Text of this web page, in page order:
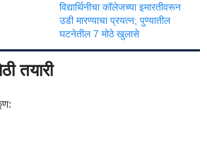
विद्यार्थिनीचा कॉलेजच्या इमारतीवरून
उडी मारण्याचा प्रयत्न; पुण्यातील
घटनेतील 7 मोठे खुलासे
तयारी